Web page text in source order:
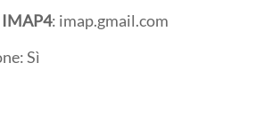
IMAP4: imap.gmail.com
Sì